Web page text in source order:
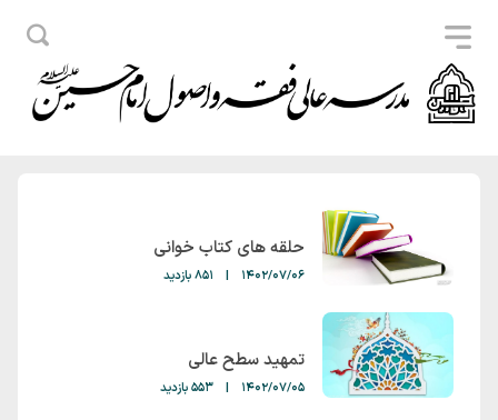
حلقه های کتاب خوانی
1402/07/06
| 851 بازدید
تمهید سطح عالی
1402/07/05
| 553 بازدید